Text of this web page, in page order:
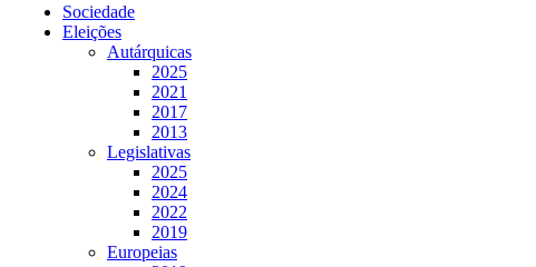
Sociedade
Eleições
Autárquicas
2025
2021
2017
2013
Legislativas
2025
2024
2022
2019
Europeias